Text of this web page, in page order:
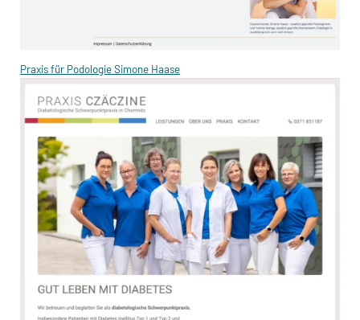
Praxis für Podologie Simone Haase